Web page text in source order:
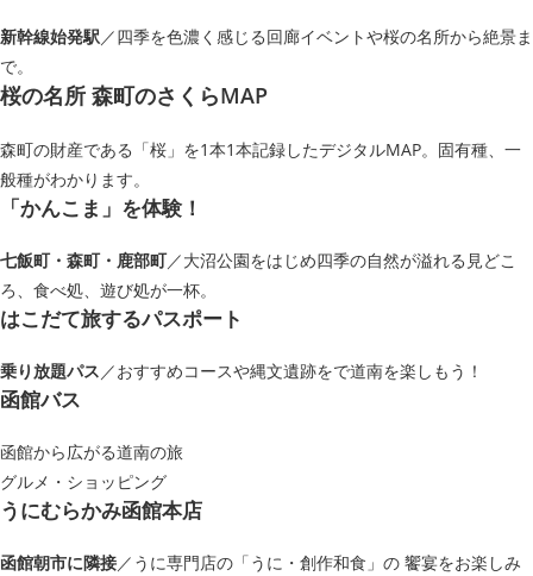
新幹線始発駅／四季を色濃く感じる回廊イベントや桜の名所から絶景ま
で。
桜の名所 森町のさくらMAP
森町の財産である「桜」を1本1本記録したデジタルMAP。固有種、一
般種がわかります。
「かんこま」を体験！
七飯町・森町・鹿部町／大沼公園をはじめ四季の自然が溢れる見どこ
ろ、食べ処、遊び処が一杯。
はこだて旅するパスポート
乗り放題パス／おすすめコースや縄文遺跡をで道南を楽しもう！
函館バス
函館から広がる道南の旅
グルメ・ショッピング
うにむらかみ函館本店
函館朝市に隣接／うに専門店の「うに・創作和食」の 饗宴をお楽しみ